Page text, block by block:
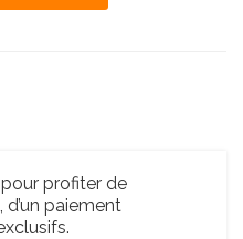
profiter de
paiement